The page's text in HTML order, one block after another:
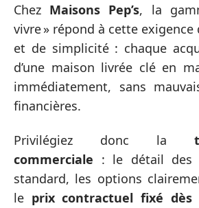
Chez Maisons Pep’s, la
vivre » répond à cette exigence
et de simplicité : chaque
d’une maison livrée clé en
immédiatement, sans
financières.
Privilégiez donc la
commerciale : le détail des
standard, les options
le prix contractuel fixé dès